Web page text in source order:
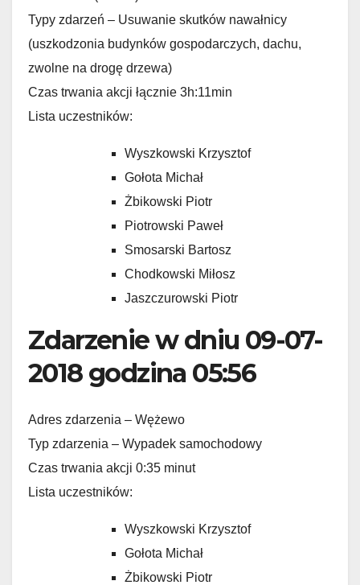
Typy zdarzeń – Usuwanie skutków nawałnicy
(uszkodzonia budynków gospodarczych, dachu,
zwolne na drogę drzewa)
Czas trwania akcji łącznie 3h:11min
Lista uczestników:
Wyszkowski Krzysztof
Gołota Michał
Żbikowski Piotr
Piotrowski Paweł
Smosarski Bartosz
Chodkowski Miłosz
Jaszczurowski Piotr
Zdarzenie w dniu 09-07-
2018 godzina 05:56
Adres zdarzenia – Wężewo
Typ zdarzenia – Wypadek samochodowy
Czas trwania akcji 0:35 minut
Lista uczestników:
Wyszkowski Krzysztof
Gołota Michał
Żbikowski Piotr